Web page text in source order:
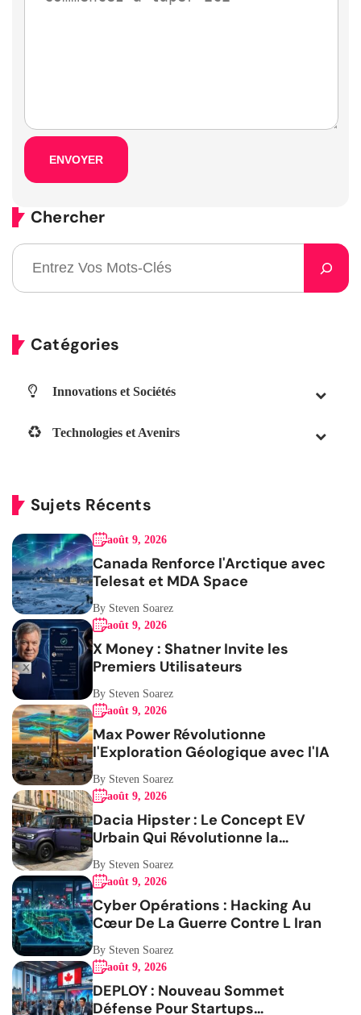
Chercher
Catégories
Innovations et Sociétés
Technologies et Avenirs
Sujets Récents
août 9, 2026
Canada Renforce l'Arctique avec
Telesat et MDA Space
By Steven Soarez
août 9, 2026
X Money : Shatner Invite les
Premiers Utilisateurs
By Steven Soarez
août 9, 2026
Max Power Révolutionne
l'Exploration Géologique avec l'IA
By Steven Soarez
août 9, 2026
Dacia Hipster : Le Concept EV
Urbain Qui Révolutionne la
Mobilité
By Steven Soarez
août 9, 2026
Cyber Opérations : Hacking Au
Cœur De La Guerre Contre L Iran
By Steven Soarez
août 9, 2026
DEPLOY : Nouveau Sommet
Défense Pour Startups